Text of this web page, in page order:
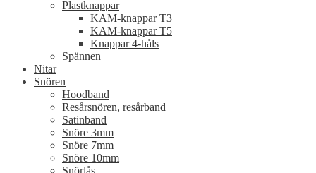
Plastknappar
KAM-knappar T3
KAM-knappar T5
Knappar 4-håls
Spännen
Nitar
Snören
Hoodband
Resårsnören, resårband
Satinband
Snöre 3mm
Snöre 7mm
Snöre 10mm
Snörlås